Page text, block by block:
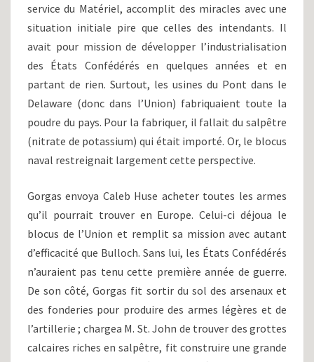
service du Matériel, accomplit des miracles avec une
situation initiale pire que celles des intendants. Il
avait pour mission de développer l’industrialisation
des États Confédérés en quelques années et en
partant de rien. Surtout, les usines du Pont dans le
Delaware (donc dans l’Union) fabriquaient toute la
poudre du pays. Pour la fabriquer, il fallait du salpêtre
(nitrate de potassium) qui était importé. Or, le blocus
naval restreignait largement cette perspective.
Gorgas envoya Caleb Huse acheter toutes les armes
qu’il pourrait trouver en Europe. Celui-ci déjoua le
blocus de l’Union et remplit sa mission avec autant
d’efficacité que Bulloch. Sans lui, les États Confédérés
n’auraient pas tenu cette première année de guerre.
De son côté, Gorgas fit sortir du sol des arsenaux et
des fonderies pour produire des armes légères et de
l’artillerie ; chargea M. St. John de trouver des grottes
calcaires riches en salpêtre, fit construire une grande